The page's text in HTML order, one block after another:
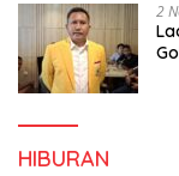
2
HIBURAN